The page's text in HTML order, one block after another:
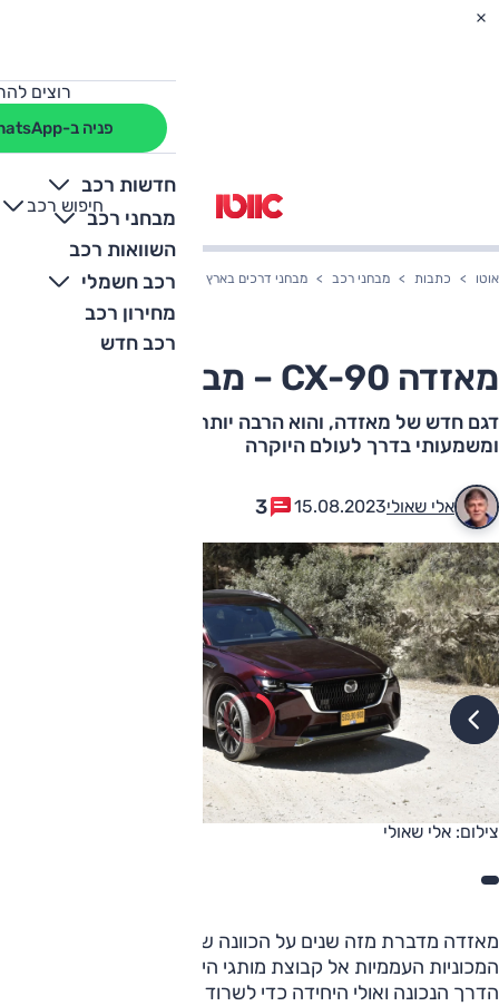
רוצים
פניה ב-WhatsApp
חדשות רכב
מבחני רכב
השוואות רכב
רכב חשמלי
מחירון רכב
רכב חדש
חיפוש רכב
+
-
אוטו כתבות מבחני רכב מבחני דרכים בארץ מאזדה CX-90 – מבחן דרכים
מאזדה CX-90 – מבחן דרכים
דגם חדש של מאזדה, והוא הרבה יותר מכך: שלב נוסף
ומשמעותי בדרך לעולם היוקרה
אלי שאולי15.08.2023
3
צילום: אלי שאולי
מאזדה מדברת מזה שנים על הכוונה שלה לעבור מעולם
המכוניות העממיות אל קבוצת מותגי היוקרה. עבור יצרן קטן, זו
הדרך הנכונה ואולי היחידה כדי לשרוד ואף לשגשג.